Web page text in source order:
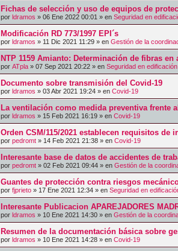
Fichas de selección y uso de equipos de
por ldramos » 06 Ene 2022 00:01 » en Seguridad en
Modificación RD 773/1997 EPI´s
por ldramos » 11 Dic 2021 11:29 » en Gestión de la
NTP 1159 Amianto: Determinación de fibras
por ATpla » 07 Sep 2021 20:22 » en Seguridad en edificación
Documento sobre transmisión del Covid-19
por ldramos » 03 Abr 2021 19:24 » en Covid-19
La ventilación como medida preventiva frente
por ldramos » 15 Feb 2021 16:19 » en Covid-19
Orden CSM/115/2021 establecen requisitos
por pedromt » 14 Feb 2021 21:38 » en Covid-19
Interesante base de datos de accidentes de
por pedromt » 02 Feb 2021 09:44 » en Gestión de la
Guantes de protección contra riesgos
por fjprieto » 17 Ene 2021 12:34 » en Seguridad en
Interesante Publicacion APAREJADORES
por ldramos » 10 Ene 2021 14:30 » en Gestión de la
Resumen de la documentación básica sobre
por ldramos » 10 Ene 2021 14:28 » en Covid-19